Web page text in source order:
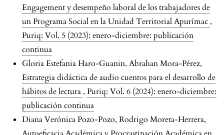
Engagement y desempeño laboral de los trabajadores de
un Programa Social en la Unidad Territorial Apurímac ,
Puriq: Vol. 5 (2023): enero-diciembre: publicación
continua
Gloria Estefania Haro-Guanin, Abrahan Mora-Pérez,
Estrategia didáctica de audio cuentos para el desarrollo de
hábitos de lectura , Puriq: Vol. 6 (2024): enero-diciembre:
publicación continua
Diana Verónica Pozo-Pozo, Rodrigo Moreta-Herrera,